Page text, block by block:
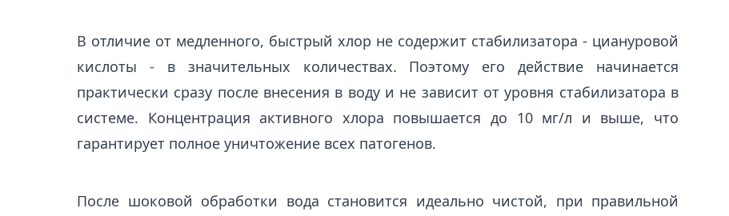
В отличие от медленного, быстрый хлор не содержит стабилизатора - циануровой
кислоты - в значительных количествах. Поэтому его действие начинается
практически сразу после внесения в воду и не зависит от уровня стабилизатора в
системе. Концентрация активного хлора повышается до 10 мг/л и выше, что
гарантирует полное уничтожение всех патогенов.
После шоковой обработки вода становится идеально чистой, при правильной